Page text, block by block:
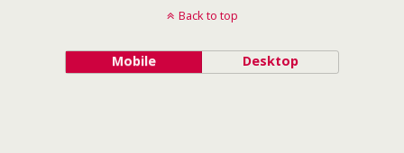
Back to top
Mobile Desktop